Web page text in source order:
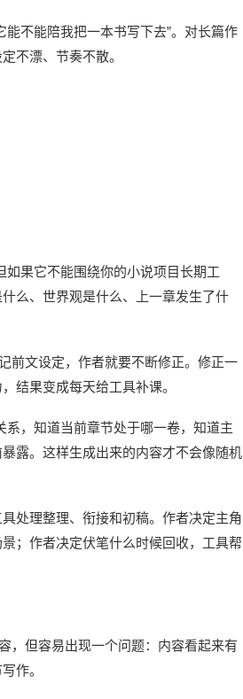
能不能陪我把一本书写下去”。对长篇作
不漂、节奏不散。
果它不能围绕你的小说项目长期工
么、世界观是什么、上一章发生了什
前文设定，作者就要不断修正。修正一
结果变成每天给工具补课。
，知道当前章节处于哪一卷，知道主
露。这样生成出来的内容才不会像随机
处理整理、衔接和初稿。作者决定主角
；作者决定伏笔什么时候回收，工具帮
，但容易出现一个问题：内容看起来有
作。